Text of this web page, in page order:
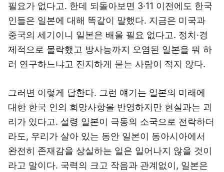
필요가 없다고. 한데 되돌아보면 3·11 이전에도 한국
인들은 일본에 대해 똑같이 말했다. 지금은 미국과
중국의 세기이니 일본은 배울 필요 없다고. 정치·경
제적으로 몰락했고 방사능까지 오염된 일본을 뭐 하
러 연구하느냐고 진지하게 묻는 사람이 적지 않다.
그러면 이렇게 답한다. 그런 얘기는 일본의 미래에
대한 한국 인의 희망사항을 반영하지만 현실과는 괴
리가 있다고. 설령 일본이 극동의 소국으로 전락하더
라도, 우리가 살아 있는 동안 일본이 동아시아에서
완전히 존재감을 상실하는 일은 일어나지 않을 것이
라고 말이다. 국력의 크고 작음과 관계없이, 일본은